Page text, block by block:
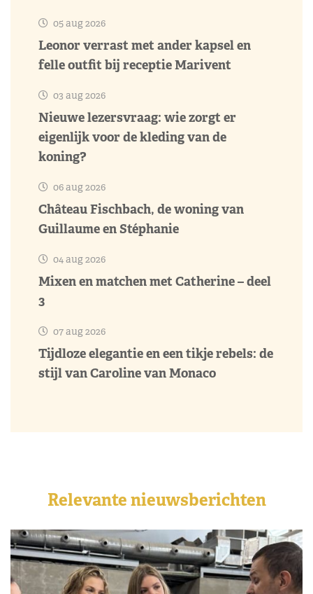
05 aug 2026
Leonor verrast met ander kapsel en
felle outfit bij receptie Marivent
03 aug 2026
Nieuwe lezersvraag: wie zorgt er
eigenlijk voor de kleding van de
koning?
06 aug 2026
Château Fischbach, de woning van
Guillaume en Stéphanie
04 aug 2026
Mixen en matchen met Catherine – deel
3
07 aug 2026
Tijdloze elegantie en een tikje rebels: de
stijl van Caroline van Monaco
Relevante nieuwsberichten